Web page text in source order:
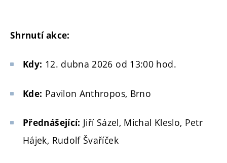
Shrnutí akce:
Kdy: 12. dubna 2026 od 13:00 hod.
Kde: Pavilon Anthropos, Brno
Přednášející: Jiří Sázel, Michal Kleslo, Petr
Hájek, Rudolf Švaříček